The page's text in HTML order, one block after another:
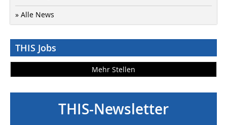
» Alle News
THIS Jobs
Mehr Stellen
THIS-Newsletter